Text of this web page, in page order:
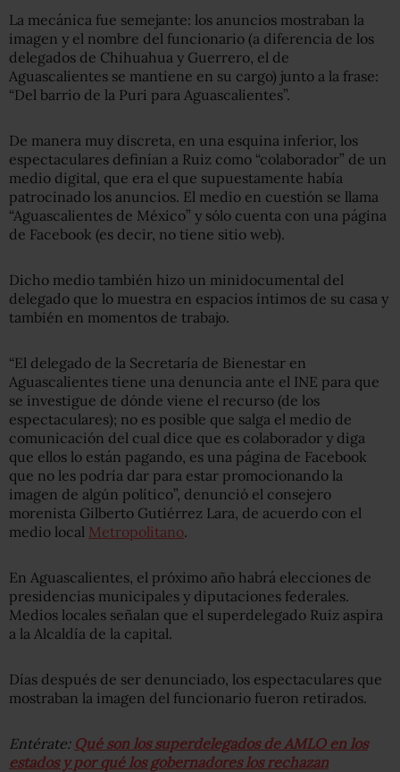
La mecánica fue semejante: los anuncios mostraban la
imagen y el nombre del funcionario (a diferencia de los
delegados de Chihuahua y Guerrero, el de
Aguascalientes se mantiene en su cargo) junto a la frase:
“Del barrio de la Puri para Aguascalientes”.
De manera muy discreta, en una esquina inferior, los
espectaculares definían a Ruiz como “colaborador” de un
medio digital, que era el que supuestamente había
patrocinado los anuncios. El medio en cuestión se llama
“Aguascalientes de México” y sólo cuenta con una página
de Facebook (es decir, no tiene sitio web).
Dicho medio también hizo un minidocumental del
delegado que lo muestra en espacios íntimos de su casa y
también en momentos de trabajo.
“El delegado de la Secretaría de Bienestar en
Aguascalientes tiene una denuncia ante el INE para que
se investigue de dónde viene el recurso (de los
espectaculares); no es posible que salga el medio de
comunicación del cual dice que es colaborador y diga
que ellos lo están pagando, es una página de Facebook
que no les podría dar para estar promocionando la
imagen de algún político”, denunció el consejero
morenista Gilberto Gutiérrez Lara, de acuerdo con el
medio local Metropolitano.
En Aguascalientes, el próximo año habrá elecciones de
presidencias municipales y diputaciones federales.
Medios locales señalan que el superdelegado Ruiz aspira
a la Alcaldía de la capital.
Días después de ser denunciado, los espectaculares que
mostraban la imagen del funcionario fueron retirados.
Entérate: Qué son los superdelegados de AMLO en los
estados y por qué los gobernadores los rechazan